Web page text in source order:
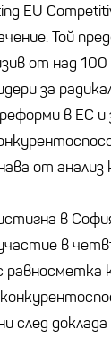
EU
Той
от над
за
в ЕС и
от
в
в
равносметка
след